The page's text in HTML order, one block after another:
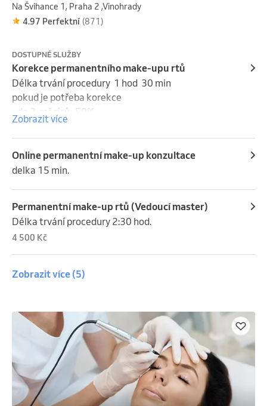
Na Švihance 1, Praha 2 ,Vinohrady
4.97 Perfektní (871)
DOSTUPNÉ SLUŽBY
Korekce permanentního make-upu rtů
Délka trvání procedury  1 hod  30 min
pokud je potřeba korekce
- do 3  měsíců -50%
- 3-6 měsíců -40%
- od 6 do 12 měsíců -20%
- po 12 měsíců -10%
Zobrazit více
Online permanentní make-up konzultace
delka 15 min.
Permanentní make-up rtů (Vedoucí master)
Délka trvání procedury 2:30 hod.
4 500 Kč
Zobrazit více (5)